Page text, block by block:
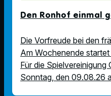
Den Ronhof einmal
Die Vorfreude bei den
Am Wochenende
Für die Spielvereinigung
Sonntag, den 09.08.26